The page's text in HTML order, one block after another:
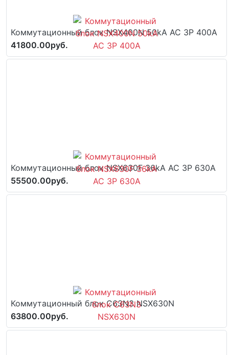
Коммутационный блок NSX400N 50kA AC 3P 400A
41800.00руб.
Коммутационный блок NSX630F 36kA AC 3P 630A
55500.00руб.
Коммутационный блок C63N3 NSX630N
63800.00руб.